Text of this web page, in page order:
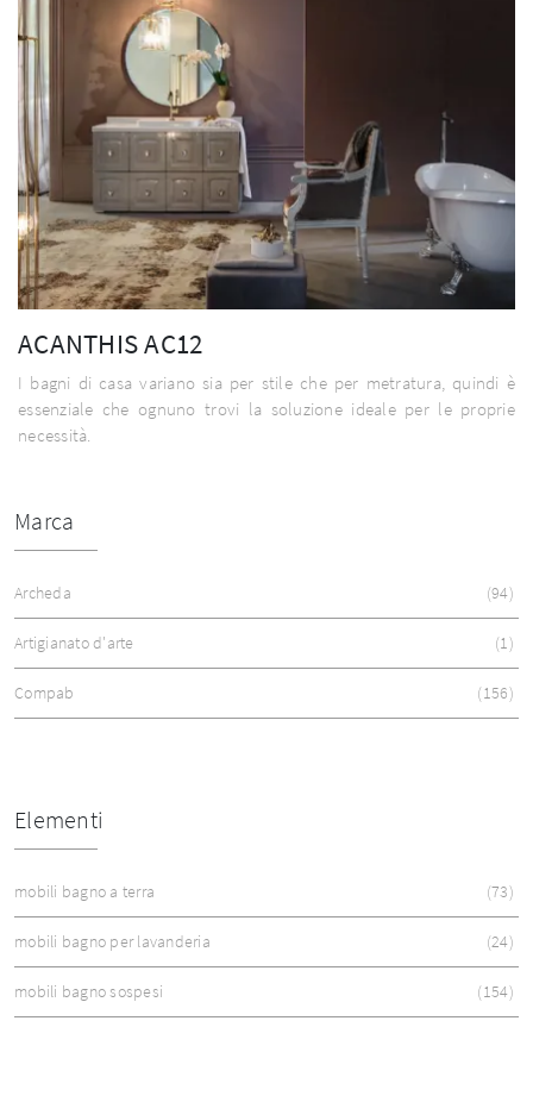
ACANTHIS AC12
I bagni di casa variano sia per stile che per metratura, quindi è
essenziale che ognuno trovi la soluzione ideale per le proprie
necessità.
Marca
Archeda 94
Artigianato d'arte 1
Compab 156
Elementi
mobili bagno a terra 73
mobili bagno per lavanderia 24
mobili bagno sospesi 154